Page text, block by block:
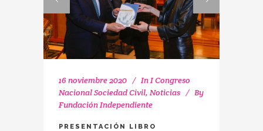
16 noviembre 2020 InI Congreso
Nacional Sociedad Civil, Noticias
By
Fundación Independiente
PRESENTACIÓN LIBRO